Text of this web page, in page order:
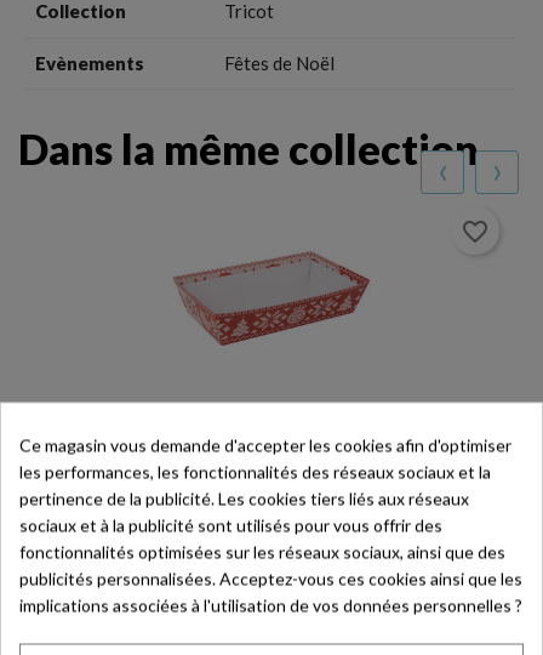
Collection Tricot
Evènements Fêtes de Noël
Dans la même collection
Sac Rectangulaire En Carton – Tricot – 26 X 12 X 32
Cm
26 x 12 x 32 cm
Ref. TRI008
Prix
1,30 € HT
En stock
favorite_border
‹ ›
Ce magasin vous demande d'accepter les cookies afin d'optimiser
les performances, les fonctionnalités des réseaux sociaux et la
pertinence de la publicité. Les cookies tiers liés aux réseaux
sociaux et à la publicité sont utilisés pour vous offrir des
fonctionnalités optimisées sur les réseaux sociaux, ainsi que des
publicités personnalisées. Acceptez-vous ces cookies ainsi que les
implications associées à l'utilisation de vos données personnelles ?